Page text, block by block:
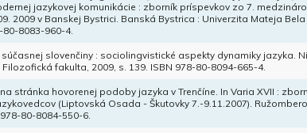
jazykovej komunikácie : zborník príspevkov zo 7.
2009 v Banskej Bystrici. Banská Bystrica : Univerzita Mateja Bela
80-8083-960-4.
súčasnej slovenčiny : sociolingvistické aspekty dynamiky jazyka.
fakulta, 2009, s. 139. ISBN 978-80-8094-665-4.
stránka hovorenej podoby jazyka v Trenčíne. In Varia XVII :
(Liptovská Osada - Škutovky 7.-9.11.2007).
80-8084-550-6.